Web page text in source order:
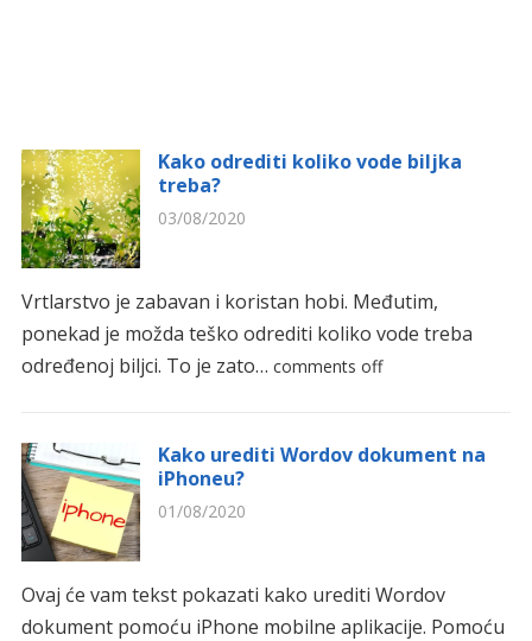
Kako odrediti koliko vode biljka
treba?
03/08/2020
Vrtlarstvo je zabavan i koristan hobi. Međutim,
ponekad je možda teško odrediti koliko vode treba
određenoj biljci. To je zato… comments off
Kako urediti Wordov dokument na
iPhoneu?
01/08/2020
Ovaj će vam tekst pokazati kako urediti Wordov
dokument pomoću iPhone mobilne aplikacije. Pomoću